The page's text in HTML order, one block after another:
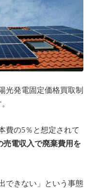
光発電固定価格買取制
費の5％と想定されて
売電収入で廃棄費用を
できない」という事態